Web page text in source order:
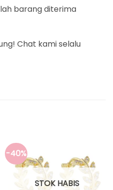
barang diterima
Chat kami selalu
-40%
STOK HABIS